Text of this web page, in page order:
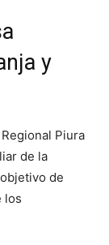
y
Piura
de la
de
los